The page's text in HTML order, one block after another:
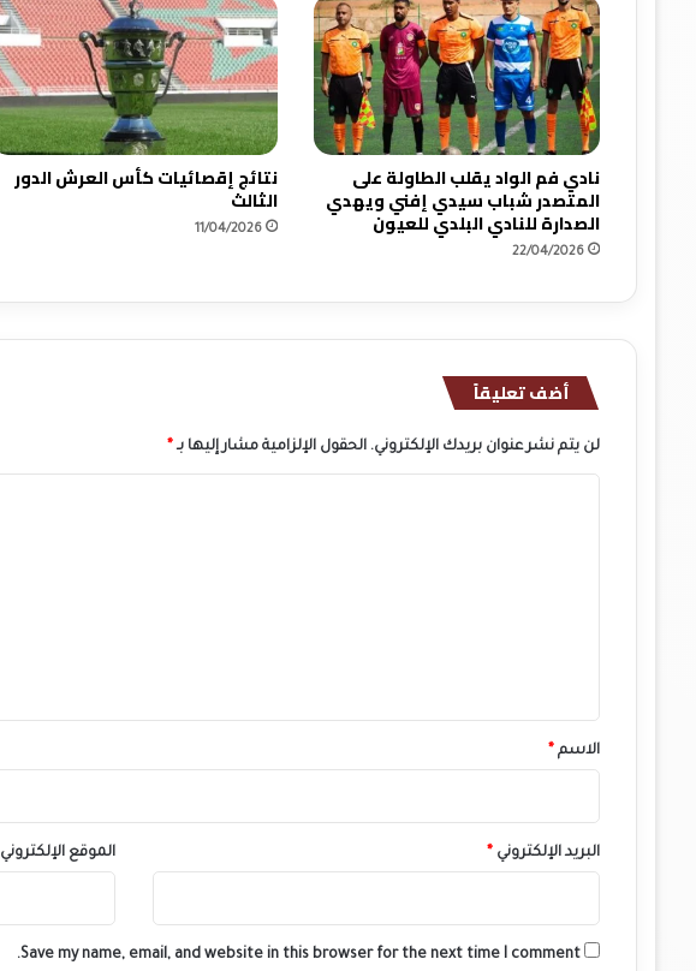
نادي فم الواد يقلب الطاولة على
المتصدر شباب سيدي إفني ويهدي
الصدارة للنادي البلدي للعيون
22/04/2026
نتائج إقصائيات كأس العرش الدور
الثالث
11/04/2026
أضف تعليقاً
لن يتم نشر عنوان بريدك الإلكتروني. الحقول الإلزامية مشار إليها بـ *
*
الاسم *
البريد الإلكتروني * الموقع الإلكتروني
Save my name, email, and website in this browser for the next time I comment.